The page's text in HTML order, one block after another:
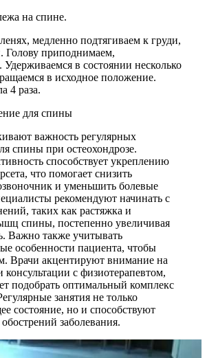
на спине.
медленно подтягиваем к груди,
Голову приподнимаем,
в состоянии несколько
в исходное положение.
4 раза.
важность регулярных
спины при остеохондрозе.
способствует укреплению
что помогает снизить
и уменьшить болевые
рекомендуют начинать с
таких как растяжка и
спины, постепенно увеличивая
Важно также учитывать
особенности пациента, чтобы
Врачи акцентируют внимание на
консультации с физиотерапевтом,
подобрать оптимальный комплекс
занятия не только
состояние, но и способствуют
заболевания.